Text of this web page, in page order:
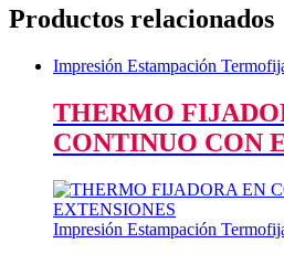
Productos relacionados
Impresión Estampación
THERMO
CONTINUO CON
Impresión Estampación